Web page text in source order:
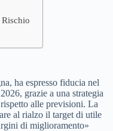
ha espresso fiducia nel
grazie a una strategia
alle previsioni. La
al rialzo il target di utile
di miglioramento»